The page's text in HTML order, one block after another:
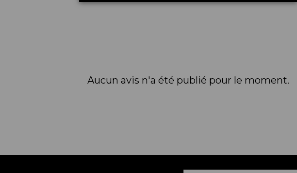
Aucun avis n'a été publié pour le moment.